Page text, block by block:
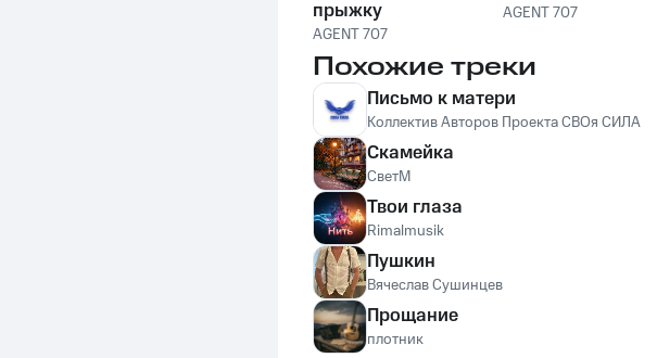
прыжку
AGENT 707
AGENT 707
Похожие треки
Письмо к матери
Коллектив Авторов Проекта СВОя СИЛА
Скамейка
СветМ
Твои глаза
Rimalmusik
Пушкин
Вячеслав Сушинцев
Прощание
плотник